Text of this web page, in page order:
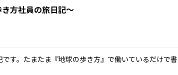
方社員の旅日記～
す。たまたま『地球の歩き方』で働いているだけで書